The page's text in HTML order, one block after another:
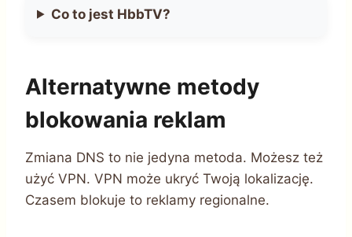
Co to jest HbbTV?
Alternatywne metody
blokowania reklam
Zmiana DNS to nie jedyna metoda. Możesz też
użyć VPN. VPN może ukryć Twoją lokalizację.
Czasem blokuje to reklamy regionalne.